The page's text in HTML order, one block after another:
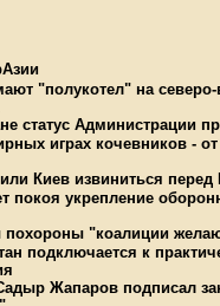
"полукотел" на
статус Администрации
играх кочевников -
Киев извиниться
покоя укрепление
"коалиции
подключается к
Жапаров подписал